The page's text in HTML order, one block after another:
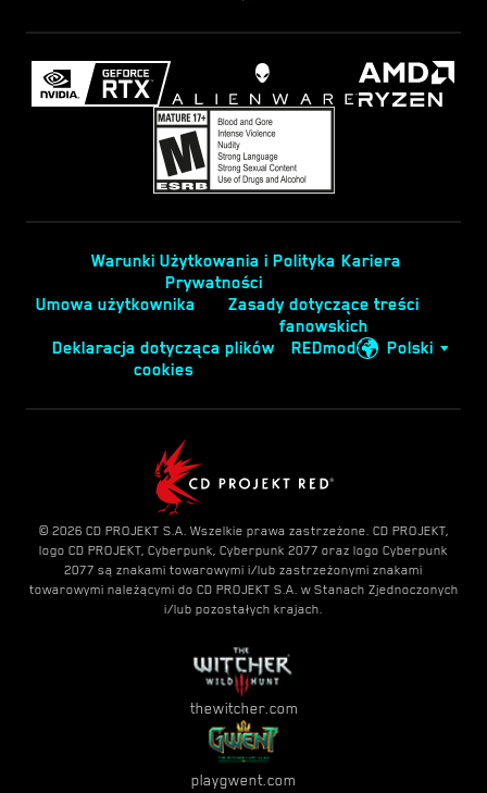
Warunki Użytkowania i Polityka
Prywatności
Kariera
Umowa użytkownika
Zasady dotyczące treści
fanowskich
Deklaracja dotycząca plików
cookies
REDmod Polski
© 2026 CD PROJEKT S.A. Wszelkie prawa zastrzeżone. CD PROJEKT,
logo CD PROJEKT, Cyberpunk, Cyberpunk 2077 oraz logo Cyberpunk
2077 są znakami towarowymi i/lub zastrzeżonymi znakami
towarowymi należącymi do CD PROJEKT S.A. w Stanach Zjednoczonych
i/lub pozostałych krajach.
thewitcher.com
playgwent.com